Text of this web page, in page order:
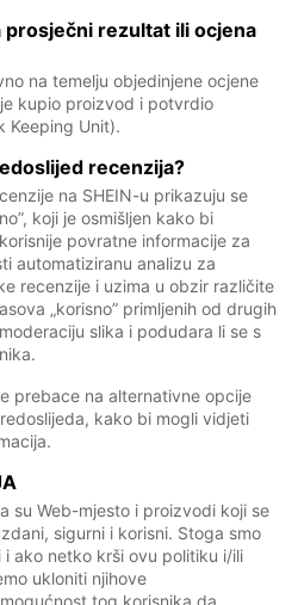
prosječni rezultat ili ocjena
na temelju objedinjene ocjene
kupio proizvod i potvrdio
Keeping Unit).
recenzija?
na SHEIN-u prikazuju se
koji je osmišljen kako bi
povratne informacije za
automatiziranu analizu za
recenzije i uzima u obzir različite
„korisno” primljenih od drugih
slika i podudara li se s
prebace na alternativne opcije
kako bi mogli vidjeti
su Web-mjesto i proizvodi koji se
sigurni i korisni. Stoga smo
ako netko krši ovu politiku i/ili
ukloniti njihove
tog korisnika da